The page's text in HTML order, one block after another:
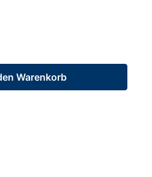
oder benutze die Schaltflächen
Warenkorb